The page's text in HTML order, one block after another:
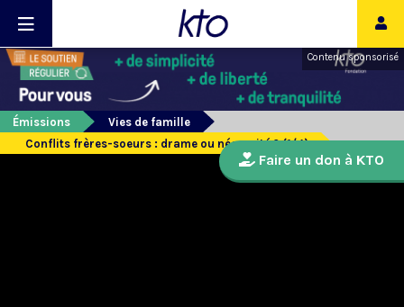
Contenu sponsorisé
Émissions
Vies de famille
Conflits frères-soeurs : drame ou nécessité ? (1/4)
Faire un don à KTO